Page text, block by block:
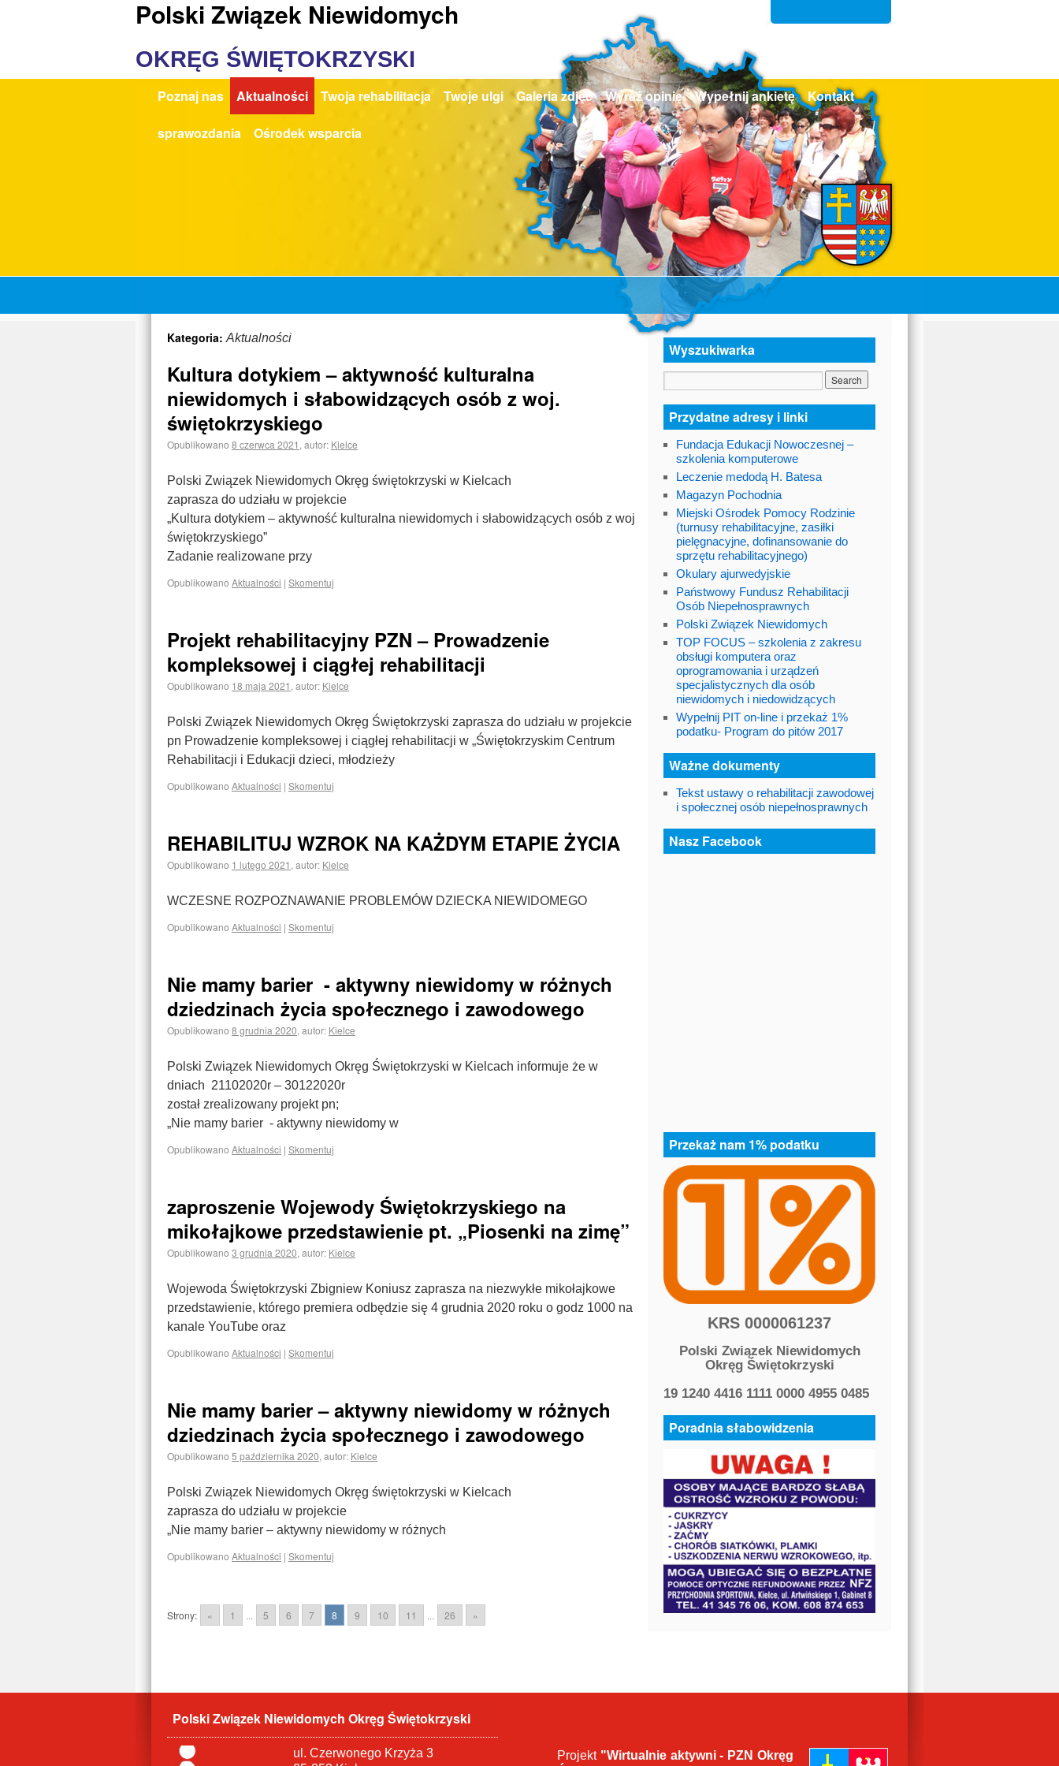
Polski Związek Niewidomych
OKRĘG ŚWIĘTOKRZYSKI
Poznaj nas Aktualności Twoja rehabilitacja Twoje ulgi Galeria zdjęć Wyraź opinię Wypełnij ankietę Kontakt
sprawozdania Ośrodek wsparcia
Kategoria:Aktualności
Kultura dotykiem – aktywność kulturalna
niewidomych i słabowidzących osób z woj.
świętokrzyskiego
Opublikowano 8 czerwca 2021 , autor: Kielce
Polski Związek Niewidomych Okręg świętokrzyski w Kielcach
zaprasza do udziału w projekcie
„Kultura dotykiem – aktywność kulturalna niewidomych i słabowidzących osób z woj
świętokrzyskiego”
Zadanie realizowane przy
Opublikowano Aktualności | Skomentuj
Projekt rehabilitacyjny PZN – Prowadzenie
kompleksowej i ciągłej rehabilitacji
Opublikowano 18 maja 2021 , autor: Kielce
Polski Związek Niewidomych Okręg Świętokrzyski zaprasza do udziału w projekcie
pn Prowadzenie kompleksowej i ciągłej rehabilitacji w „Świętokrzyskim Centrum
Rehabilitacji i Edukacji dzieci, młodzieży
Opublikowano Aktualności | Skomentuj
REHABILITUJ WZROK NA KAŻDYM ETAPIE ŻYCIA
Opublikowano 1 lutego 2021 , autor: Kielce
WCZESNE ROZPOZNAWANIE PROBLEMÓW DZIECKA NIEWIDOMEGO
Opublikowano Aktualności | Skomentuj
Nie mamy barier - aktywny niewidomy w różnych
dziedzinach życia społecznego i zawodowego
Opublikowano 8 grudnia 2020, autor: Kielce
Polski Związek Niewidomych Okręg Świętokrzyski w Kielcach informuje że w
dniach 21102020r – 30122020r
został zrealizowany projekt pn;
„Nie mamy barier - aktywny niewidomy w
Opublikowano Aktualności | Skomentuj
zaproszenie Wojewody Świętokrzyskiego na
mikołajkowe przedstawienie pt. „Piosenki na zimę”
Opublikowano 3 grudnia 2020, autor: Kielce
Wojewoda Świętokrzyski Zbigniew Koniusz zaprasza na niezwykłe mikołajkowe
przedstawienie, którego premiera odbędzie się 4 grudnia 2020 roku o godz 1000 na
kanale YouTube oraz
Opublikowano Aktualności | Skomentuj
Nie mamy barier – aktywny niewidomy w różnych
dziedzinach życia społecznego i zawodowego
Opublikowano 5 października 2020, autor: Kielce
Polski Związek Niewidomych Okręg świętokrzyski w Kielcach
zaprasza do udziału w projekcie
„Nie mamy barier – aktywny niewidomy w różnych
Opublikowano Aktualności | Skomentuj
Strony: « 1 5 6 7 8 9 10 11 26 »
Wyszukiwarka
Przydatne adresy i linki
Fundacja Edukacji Nowoczesnej –
szkolenia komputerowe
Leczenie medodą H. Batesa
Magazyn Pochodnia
Miejski Ośrodek Pomocy Rodzinie
(turnusy rehabilitacyjne, zasiłki
pielęgnacyjne, dofinansowanie do
sprzętu rehabilitacyjnego)
Okulary ajurwedyjskie
Państwowy Fundusz Rehabilitacji
Osób Niepełnosprawnych
Polski Związek Niewidomych
TOP FOCUS – szkolenia z zakresu
obsługi komputera oraz
oprogramowania i urządzeń
specjalistycznych dla osób
niewidomych i niedowidzących
Wypełnij PIT on-line i przekaż 1%
podatku- Program do pitów 2017
Ważne dokumenty
Tekst ustawy o rehabilitacji zawodowej
i społecznej osób niepełnosprawnych
Nasz Facebook
Przekaż nam 1% podatku
KRS 0000061237
Polski Związek Niewidomych
Okręg Świętokrzyski
19 1240 4416 1111 0000 4955 0485
Poradnia słabowidzenia
Polski Związek Niewidomych Okręg Świętokrzyski
ul. Czerwonego Krzyża 3
Projekt "Wirtualnie aktywni - PZN Okręg